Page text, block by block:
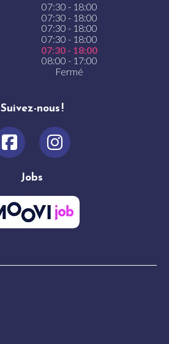
07:30 - 18:00
07:30 - 18:00
07:30 - 18:00
07:30 - 18:00
07:30 - 18:00
08:00 - 17:00
Fermé
Suivez-nous !
Jobs